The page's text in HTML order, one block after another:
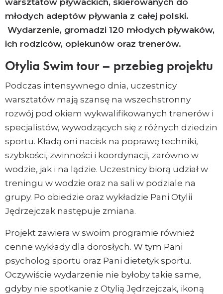
warsztatów pływackich, skierowanych do
młodych adeptów pływania z całej polski.
Wydarzenie, gromadzi 120 młodych pływaków,
ich rodziców, opiekunów oraz trenerów.
Otylia Swim tour – przebieg projektu
Podczas intensywnego dnia, uczestnicy
warsztatów mają szansę na wszechstronny
rozwój pod okiem wykwalifikowanych trenerów i
specjalistów, wywodzących się z różnych dziedzin
sportu. Kładą oni nacisk na poprawę techniki,
szybkości, zwinności i koordynacji, zarówno w
wodzie, jak i na lądzie. Uczestnicy biorą udział w
treningu w wodzie oraz na sali w podziale na
grupy. Po obiedzie oraz wykładzie Pani Otylii
Jędrzejczak następuje zmiana.
Projekt zawiera w swoim programie również
cenne wykłady dla dorosłych. W tym Pani
psycholog sportu oraz Pani dietetyk sportu.
Oczywiście wydarzenie nie byłoby takie same,
gdyby nie spotkanie z Otylią Jędrzejczak, ikoną